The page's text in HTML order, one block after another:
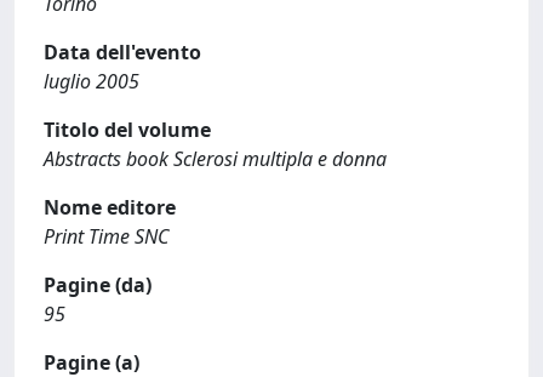
Data dell'evento
luglio 2005
Titolo del volume
Abstracts book Sclerosi multipla e donna
Nome editore
Print Time SNC
Pagine (da)
95
Pagine (a)